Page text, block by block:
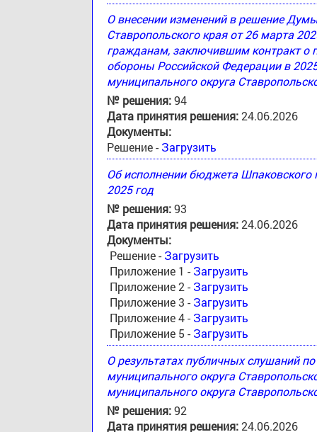
О внесении изменений в решение
Ставропольского края от 26 марта
гражданам, заключившим контракт о
обороны Российской Федерации в
муниципального округа
№ решения:94
Дата принятия решения:24.06.2026
Документы:
Решение - Загрузить
Об исполнении бюджета Шпаковского
2025 год
№ решения:93
Дата принятия решения:24.06.2026
Документы:
Решение - Загрузить
Приложение 1 - Загрузить
Приложение 2 - Загрузить
Приложение 3 - Загрузить
Приложение 4 - Загрузить
Приложение 5 - Загрузить
О результатах публичных слушаний
муниципального округа
муниципального округа
№ решения:92
Дата принятия решения:24.06.2026